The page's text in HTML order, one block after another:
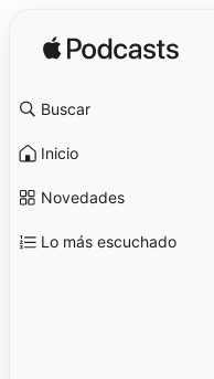
Buscar
Inicio
Novedades
Lo más escuchado